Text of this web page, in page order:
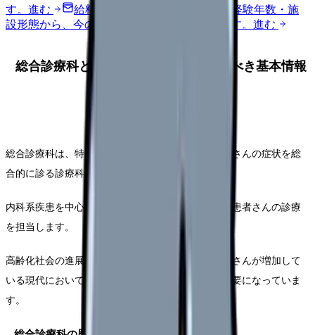
す。 進む 給料コンパスで比較する
地域・経験年数・施
設形態から、今の給料の現在地を確認できます。 進む
総合診療科とは？看護師が知っておくべき基本情報
総合診療科は、特定の臓器や疾患に限定せず、患者さんの症状を総
合的に診る診療科です。
内科系疾患を中心に、初期診療や複数の疾患を持つ患者さんの診療
を担当します。
高齢化社会の進展により、複数の疾患を抱える患者さんが増加して
いる現代において、総合診療科の役割はますます重要になっていま
す。